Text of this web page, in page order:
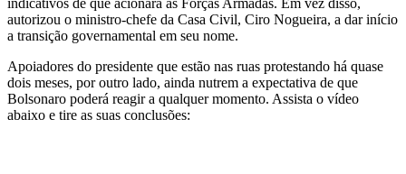
indicativos de que acionará as Forças Armadas. Em vez disso,
autorizou o ministro-chefe da Casa Civil, Ciro Nogueira, a dar início
a transição governamental em seu nome.
Apoiadores do presidente que estão nas ruas protestando há quase
dois meses, por outro lado, ainda nutrem a expectativa de que
Bolsonaro poderá reagir a qualquer momento. Assista o vídeo
abaixo e tire as suas conclusões: